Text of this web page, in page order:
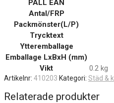
PALL EAN
Antal/FRP
Packmönster(L/P)
Trycktext
Ytteremballage
Emballage LxBxH (mm)
Vikt
0.2 kg
Artikelnr: 410203 Kategori: Städ &
Relaterade produkter